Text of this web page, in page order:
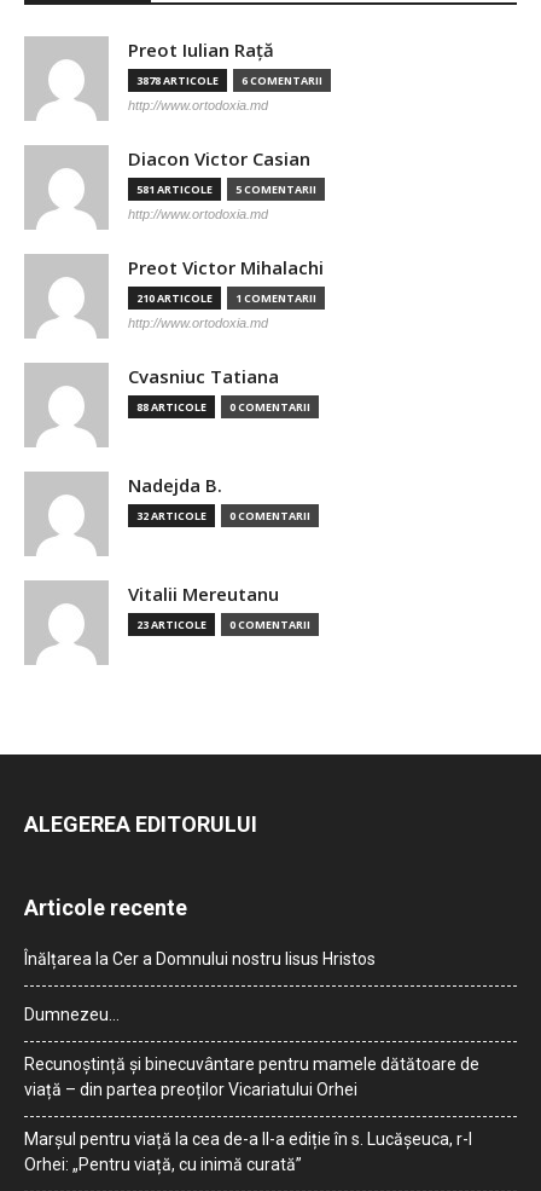
Preot Iulian Raţă
3878 ARTICOLE 6 COMENTARII
http://www.ortodoxia.md
Diacon Victor Casian
581 ARTICOLE 5 COMENTARII
http://www.ortodoxia.md
Preot Victor Mihalachi
210 ARTICOLE 1 COMENTARII
http://www.ortodoxia.md
Cvasniuc Tatiana
88 ARTICOLE 0 COMENTARII
Nadejda B.
32 ARTICOLE 0 COMENTARII
Vitalii Mereutanu
23 ARTICOLE 0 COMENTARII
ALEGEREA EDITORULUI
Articole recente
Înălțarea la Cer a Domnului nostru Iisus Hristos
Dumnezeu…
Recunoștință și binecuvântare pentru mamele dătătoare de
viață – din partea preoților Vicariatului Orhei
Marșul pentru viață la cea de-a II-a ediție în s. Lucășeuca, r-l
Orhei: „Pentru viață, cu inimă curată”